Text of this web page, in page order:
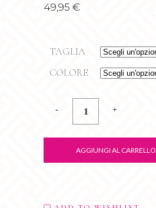
49,95 €
TAGLIA
COLORE
Twin
AGGIUNGI AL CARRELLO